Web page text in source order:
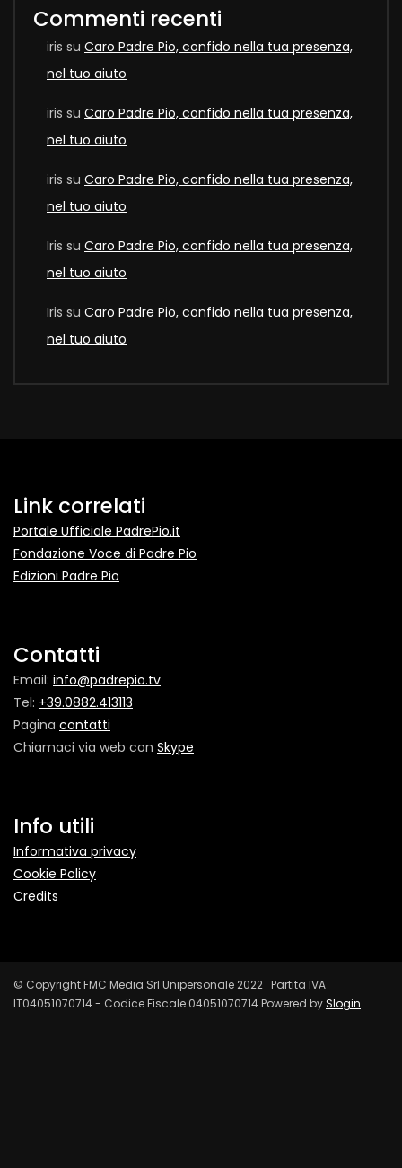
Commenti recenti
iris su Caro Padre Pio, confido nella tua presenza,
nel tuo aiuto
iris su Caro Padre Pio, confido nella tua presenza,
nel tuo aiuto
iris su Caro Padre Pio, confido nella tua presenza,
nel tuo aiuto
Iris su Caro Padre Pio, confido nella tua presenza,
nel tuo aiuto
Iris su Caro Padre Pio, confido nella tua presenza,
nel tuo aiuto
Link correlati
Portale Ufficiale PadrePio.it
Fondazione Voce di Padre Pio
Edizioni Padre Pio
Contatti
Email: info@padrepio.tv
Tel: +39.0882.413113
Pagina contatti
Chiamaci via web con Skype
Info utili
Informativa privacy
Cookie Policy
Credits
© Copyright FMC Media Srl Unipersonale 2022 Partita IVA
IT04051070714 - Codice Fiscale 04051070714 Powered bySlogin